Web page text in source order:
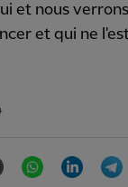
et nous
et qui ne l'est
Email WhatsApp